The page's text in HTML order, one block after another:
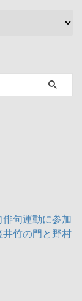
句運動に参加
井竹の門と野村